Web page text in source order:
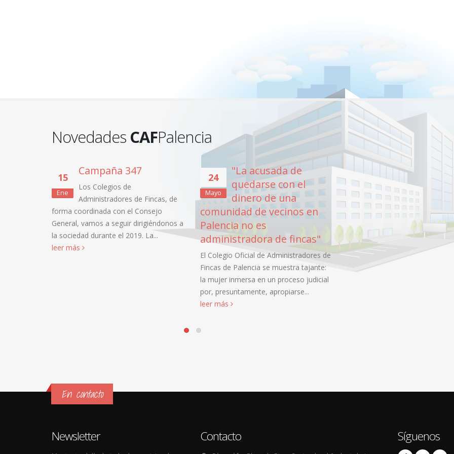
Novedades CAFPalencia
15
Ene
Campaña 347
Los Colegios de
Administradores de Fincas, de
forma coordinada con el Consejo
General, vamos a seguir dirigiéndonos a
la sociedad durante el 2019. La...
leer más
24
Mayo
"La acusada de
quedarse con el
dinero de una
comunidad de vecinos en
Palencia no es
administradora de fincas"
El Colegio Oficial de Administradores de
Fincas de Palencia se muestra tajante:
la mujer inmersa en un proceso judicial
por, presuntamente, apropiarse...
leer más
24
Mayo
UN COLEGIADO
PROFESIONAL
UN SEGURO
CUBRE
La presidenta del Colegio de
Administradores de Fincas,
Casilda Gómez García, asegura
intrusismo profesional debe ser
En contacto
Newsletter Contacto Síguenos